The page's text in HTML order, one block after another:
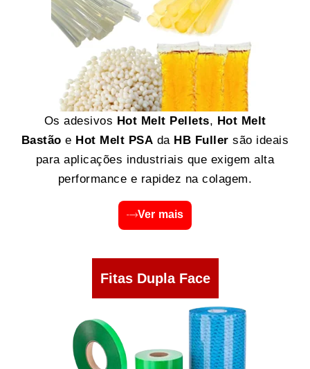
Os adesivos Hot Melt Pellets, Hot Melt
Bastão e Hot Melt PSA da HB Fuller são ideais
para aplicações industriais que exigem alta
performance e rapidez na colagem.
Ver mais
Fitas Dupla Face